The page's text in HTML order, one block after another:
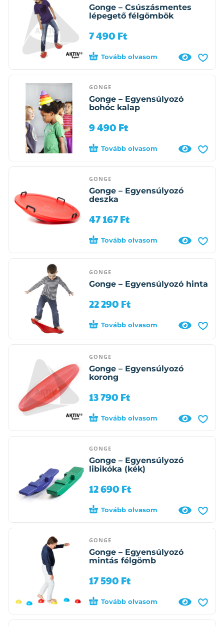
Gonge – Csúszásmentes
lépegető félgömbök
7 490 Ft
Tovább olvasom
GONGE
Gonge – Egyensúlyozó
bohóc kalap
9 490 Ft
Tovább olvasom
GONGE
Gonge – Egyensúlyozó
deszka
47 167Ft
Tovább olvasom
GONGE
Gonge – Egyensúlyozó hinta
22 290 Ft
Tovább olvasom
GONGE
Gonge – Egyensúlyozó
korong
13 790 Ft
Tovább olvasom
GONGE
Gonge – Egyensúlyozó
libikóka (kék)
12 690 Ft
Tovább olvasom
GONGE
Gonge – Egyensúlyozó
mintás félgömb
17 590 Ft
Tovább olvasom